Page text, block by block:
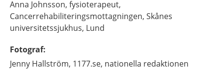
Anna Johnsson, fysioterapeut,
Cancerrehabiliteringsmottagningen, Skånes
universitetssjukhus, Lund
Fotograf:
Jenny Hallström, 1177.se, nationella redaktionen